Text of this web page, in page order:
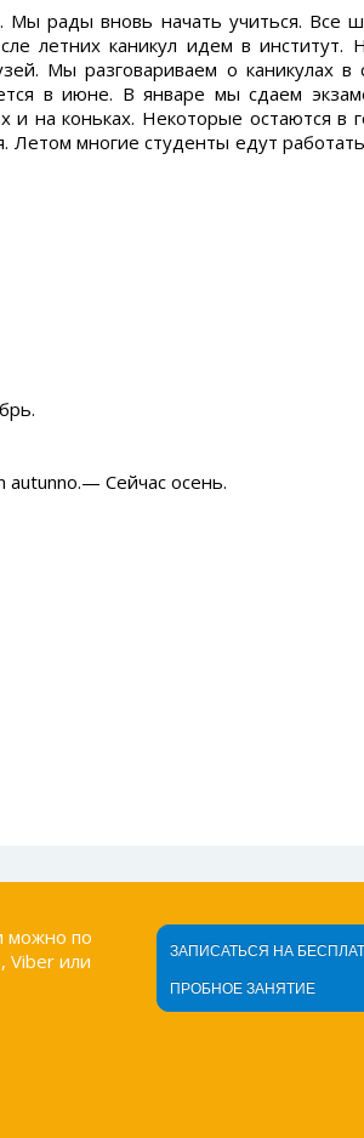
Мы рады вновь начать учиться. Все
летних каникул идем в институт.
Мы разговариваем о каникулах в
в июне. В январе мы сдаем
и на коньках. Некоторые остаются в
Летом многие студенты едут
autunno.— Сейчас осень.
можно по
Viber или
ЗАПИСАТЬСЯ НА
ПРОБНОЕ ЗАНЯТИЕ